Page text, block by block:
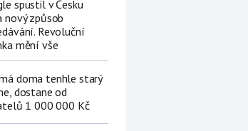
spustil v Česku
nový způsob
Revoluční
mění vše
doma tenhle starý
dostane od
1 000 000 Kč